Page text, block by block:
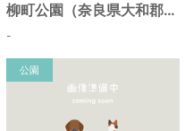
柳町公園（奈良県大和郡山市）
-
公園